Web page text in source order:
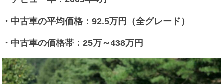
・中古車の平均価格：92.5万円（全グレード）
・中古車の価格帯：25万～438万円